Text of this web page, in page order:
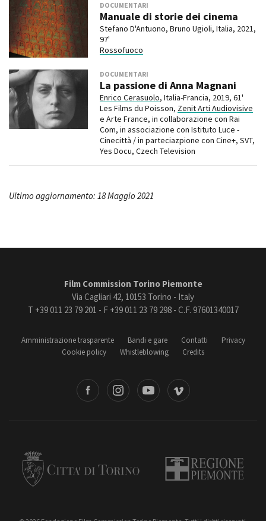
DOCUMENTARI
Manuale di storie dei cinema
Stefano D'Antuono, Bruno Ugioli, Italia, 2021,
97'
Rossofuoco
DOCUMENTARI
La passione di Anna Magnani
Enrico Cerasuolo, Italia-Francia, 2019, 61'
Les Films du Poisson, Zenit Arti Audiovisive
e Arte France, in collaborazione con Rai
Com, in associazione con Istituto Luce -
Cinecittà / in parteciazpione con Cine+, SVT,
Yes Docu, Czech Television
Ultimo aggiornamento: 18 Maggio 2021
Film Commission Torino Piemonte
Via Cagliari 42, 10153 Torino - Italy
T +39 011 23 79 201 - F +39 011 23 79 298 - C.F. 97601340017
Amministrazione trasparente Bandi e gare Contatti
Privacy
Cookie policy
Whistleblowing Credits
Vimeo
Regione Piemonte